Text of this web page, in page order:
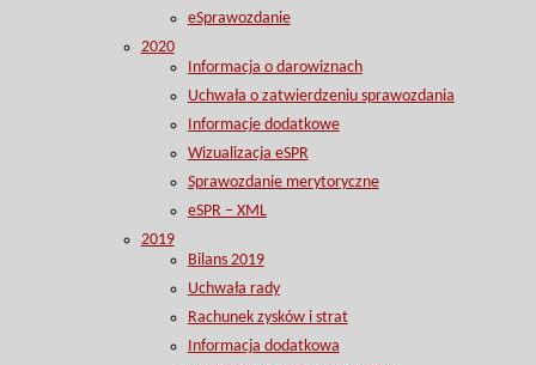
eSprawozdanie
2020
Informacja o darowiznach
Uchwała o zatwierdzeniu sprawozdania
Informacje dodatkowe
Wizualizacja eSPR
Sprawozdanie merytoryczne
eSPR – XML
2019
Bilans 2019
Uchwała rady
Rachunek zysków i strat
Informacja dodatkowa